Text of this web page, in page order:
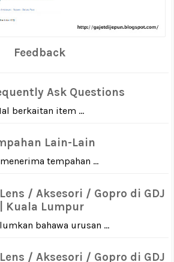
Feedback
Ask Questions
berkaitan item ...
Lain-Lain
tempahan ...
/ Aksesori / Gopro di GDJ
|| Kuala Lumpur
bahawa urusan ...
/ Aksesori / Gopro di GDJ